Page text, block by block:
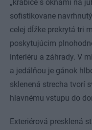
„krabice s oknami na
sofistikovane
celej dĺžke prekrytá tri
poskytujúcim
interiéru a záhrady. V
a jedálňou je gánok
sklenená strecha tvorí
hlavnému vstupu do
Exteriérová presklená